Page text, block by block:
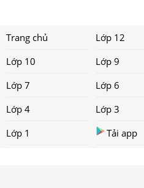
Trang chủ Lớp 12
Lớp 10
Lớp 9
Lớp 7
Lớp 6
Lớp 4
Lớp 3
Lớp 1
Tải app